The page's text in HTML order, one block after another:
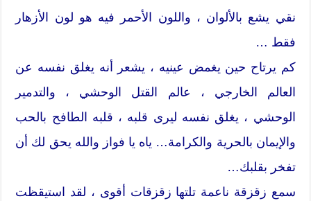
نقي يشع بالألوان ، واللون الأحمر فيه هو لون الأزهار
فقط …
كم يرتاح حين يغمض عينيه ، يشعر أنه يغلق نفسه عن
العالم الخارجي ، عالم القتل الوحشي ، والتدمير
الوحشي ، يغلق نفسه ليرى قلبه ، قلبه الطافح بالحب
والإيمان بالحرية والكرامة… ياه يا فواز والله يحق لك أن
تفخر بقلبك…
سمع زقزقة ناعمة تلتها زقزقات أقوى ، لقد استيقظت